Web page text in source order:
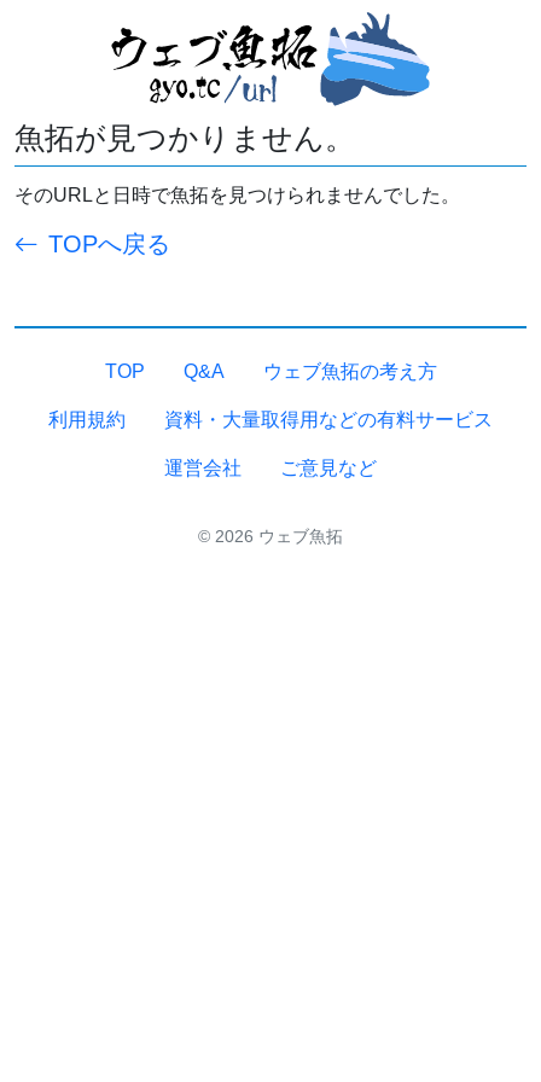
魚拓が見つかりません。
そのURLと日時で魚拓を見つけられませんでした。
TOPへ戻る
TOP Q&A ウェブ魚拓の考え方
利用規約 資料・大量取得用などの有料サービス
運営会社 ご意見など
© 2026 ウェブ魚拓